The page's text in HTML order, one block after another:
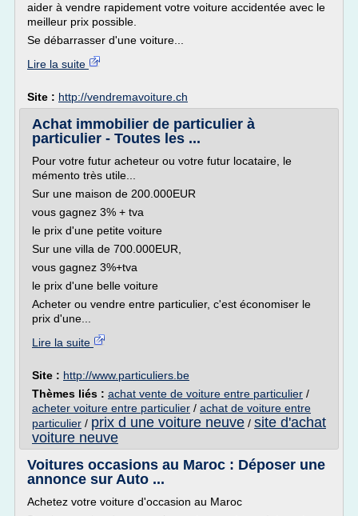
aider à vendre rapidement votre voiture accidentée avec le
meilleur prix possible.
Se débarrasser d'une voiture...
Lire la suite
Site : http://vendremavoiture.ch
Achat immobilier de particulier à
particulier - Toutes les ...
Pour votre futur acheteur ou votre futur locataire, le
mémento très utile...
Sur une maison de 200.000EUR
vous gagnez 3% + tva
le prix d'une petite voiture
Sur une villa de 700.000EUR,
vous gagnez 3%+tva
le prix d'une belle voiture
Acheter ou vendre entre particulier, c'est économiser le
prix d'une...
Lire la suite
Site : http://www.particuliers.be
Thèmes liés : achat vente de voiture entre particulier /
acheter voiture entre particulier / achat de voiture entre
particulier / prix d une voiture neuve / site d'achat
voiture neuve
Voitures occasions au Maroc : Déposer une
annonce sur Auto ...
Achetez votre voiture d'occasion au Maroc